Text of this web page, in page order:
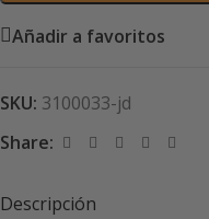
Añadir a favoritos
SKU: 3100033-jd
Share:
Descripción